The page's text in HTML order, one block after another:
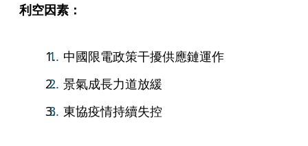
利空因素：
中國限電政策干擾供應鏈運作
景氣成長力道放緩
東協疫情持續失控